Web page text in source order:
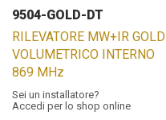
9504-GOLD-DT
RILEVATORE MW+IR GOLD
VOLUMETRICO INTERNO
869 MHz
Sei un installatore?
Accedi per lo shop online